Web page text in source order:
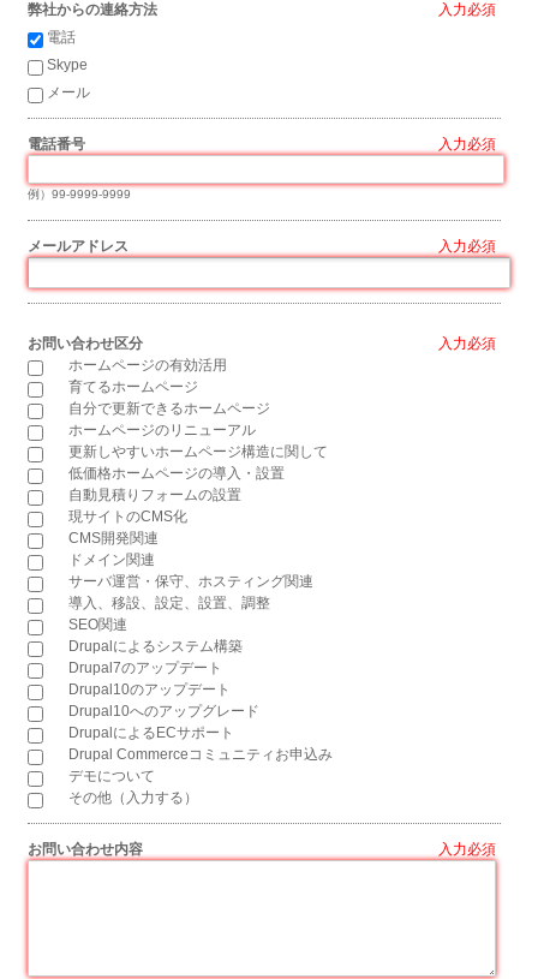
弊社からの連絡方法
電話
Skype
メール
電話番号
例）99-9999-9999
メールアドレス
お問い合わせ区分
ホームページの有効活用
育てるホームページ
自分で更新できるホームページ
ホームページのリニューアル
更新しやすいホームページ構造に関して
低価格ホームページの導入・設置
自動見積りフォームの設置
現サイトのCMS化
CMS開発関連
ドメイン関連
サーバ運営・保守、ホスティング関連
導入、移設、設定、設置、調整
SEO関連
Drupalによるシステム構築
Drupal7のアップデート
Drupal10のアップデート
Drupal10へのアップグレード
DrupalによるECサポート
Drupal Commerceコミュニティお申込み
デモについて
その他（入力する）
お問い合わせ内容